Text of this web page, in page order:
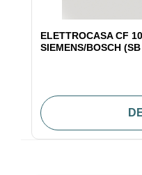
ELETTROCASA CF
SIEMENS/BOSCH